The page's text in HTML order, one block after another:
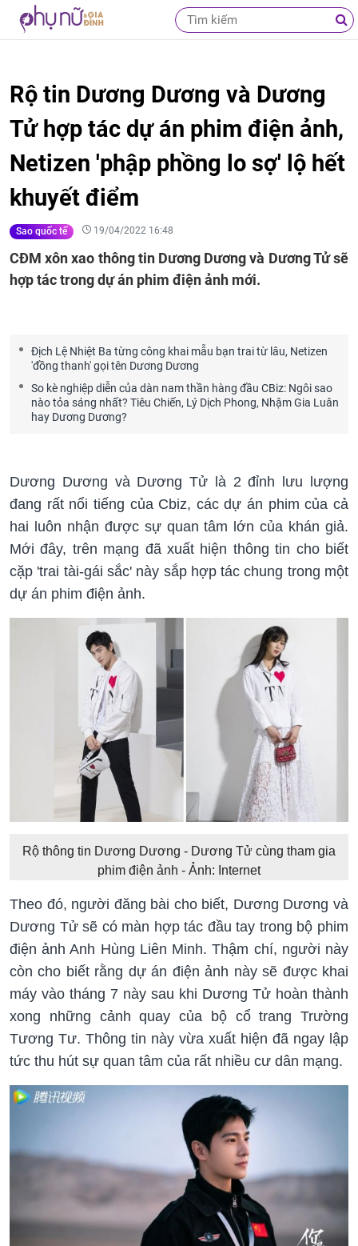
Rộ tin Dương Dương và Dương
Tử hợp tác dự án phim điện ảnh,
Netizen 'phập phồng lo sợ' lộ hết
khuyết điểm
Sao quốc tế 19/04/2022 16:48
CĐM xôn xao thông tin Dương Dương và Dương Tử sẽ
hợp tác trong dự án phim điện ảnh mới.
Địch Lệ Nhiệt Ba từng công khai mẫu bạn trai từ lâu, Netizen
'đồng thanh' gọi tên Dương Dương
So kè nghiệp diễn của dàn nam thần hàng đầu CBiz: Ngôi sao
nào tỏa sáng nhất? Tiêu Chiến, Lý Dịch Phong, Nhậm Gia Luân
hay Dương Dương?
Dương Dương và Dương Tử là 2 đỉnh lưu lượng
đang rất nổi tiếng của Cbiz, các dự án phim của cả
hai luôn nhận được sự quan tâm lớn của khán giả.
Mới đây, trên mạng đã xuất hiện thông tin cho biết
cặp 'trai tài-gái sắc' này sắp hợp tác chung trong một
dự án phim điện ảnh.
Rộ thông tin Dương Dương - Dương Tử cùng tham gia
phim điện ảnh - Ảnh: Internet
Theo đó, người đăng bài cho biết, Dương Dương và
Dương Tử sẽ có màn hợp tác đầu tay trong bộ phim
điện ảnh Anh Hùng Liên Minh. Thậm chí, người này
còn cho biết rằng dự án điện ảnh này sẽ được khai
máy vào tháng 7 này sau khi Dương Tử hoàn thành
xong những cảnh quay của bộ cổ trang Trường
Tương Tư. Thông tin này vừa xuất hiện đã ngay lập
tức thu hút sự quan tâm của rất nhiều cư dân mạng.